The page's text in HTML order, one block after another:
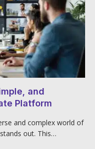
and
Platform
and complex world of
out. This…